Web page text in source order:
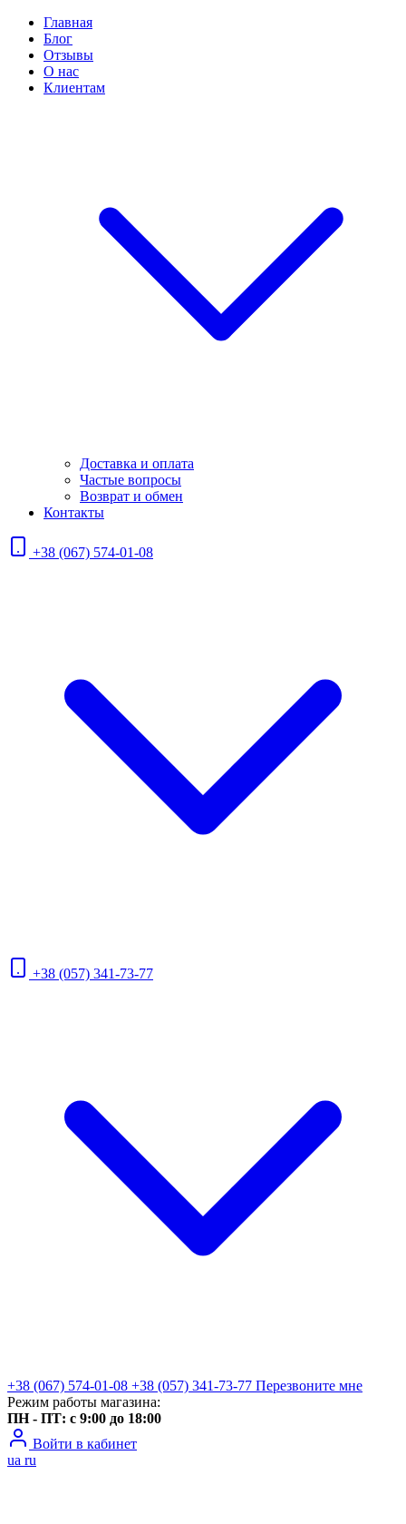
Главная
Блог
Отзывы
О нас
Клиентам
Доставка и оплата
Частые вопросы
Возврат и обмен
Контакты
+38 (067) 574-01-08
+38 (057) 341-73-77
+38 (067) 574-01-08 +38 (057) 341-73-77 Перезвоните мне
Режим работы магазина:
ПН - ПТ: с 9:00 до 18:00
Войти в кабинет
ua ru